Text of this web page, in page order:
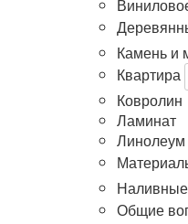
Камень и
Квартира
Ковролин
Ламинат
Линолеум
Общие